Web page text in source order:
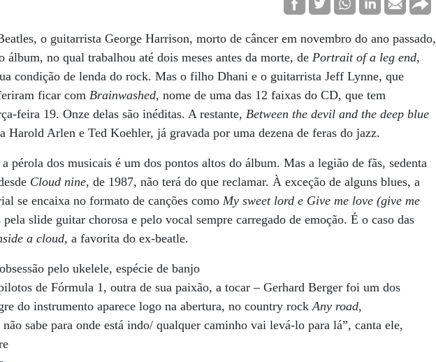
o guitarrista George Harrison, morto de câncer em novembro do ano passado,
álbum, no qual trabalhou até dois meses antes da morte, dePortrait of a leg end,
condição de lenda do rock. Mas o filho Dhani e o guitarrista Jeff Lynne, que
ficar comBrainwashed, nome de uma das 12 faixas do CD, que tem
feira 19. Onze delas são inéditas. A restante,Between the devil and the deep blue
Harold Arlen e Ted Koehler, já gravada por uma dezena de feras do jazz.
pérola dos musicais é um dos pontos altos do álbum. Mas a legião de fãs, sedenta
Cloud nine, de 1987, não terá do que reclamar. À exceção de alguns blues, a
se encaixa no formato de canções comoMy sweet lord e Give me love (give me
pela slide guitar chorosa e pelo vocal sempre carregado de emoção. É o caso das
a cloud, a favorita do ex-beatle.
pelo ukelele, espécie de banjo
de Fórmula 1, outra de sua paixão, a tocar – Gerhard Berger foi um dos
do instrumento aparece logo na abertura, no country rockAny road,
sabe para onde está indo/ qualquer caminho vai levá-lo para lá”, canta ele,